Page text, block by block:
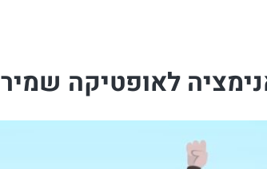
לאופטיקה שמיר